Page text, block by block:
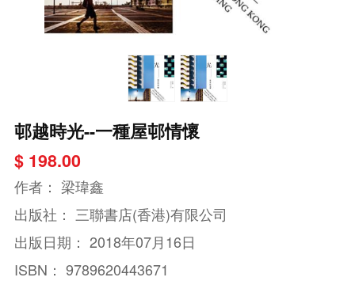
邨越時光--一種屋邨情懷
$ 198.00
作者： 梁瑋鑫
出版社： 三聯書店(香港)有限公司
出版日期： 2018年07月16日
ISBN： 9789620443671